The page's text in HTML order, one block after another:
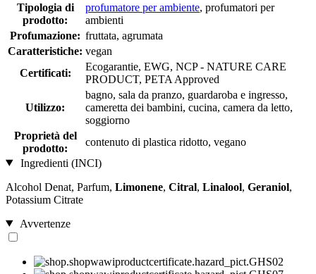
Tipologia di
prodotto:
profumatore per ambiente, profumatori per
ambienti
Profumazione: fruttata, agrumata
Caratteristiche: vegan
Certificati:
Ecogarantie, EWG, NCP - NATURE CARE
PRODUCT, PETA Approved
Utilizzo:
bagno, sala da pranzo, guardaroba e ingresso,
cameretta dei bambini, cucina, camera da letto,
soggiorno
Proprietà del
prodotto:
contenuto di plastica ridotto, vegano
Ingredienti (INCI)
Alcohol Denat, Parfum, Limonene, Citral, Linalool, Geraniol,
Potassium Citrate
Avvertenze